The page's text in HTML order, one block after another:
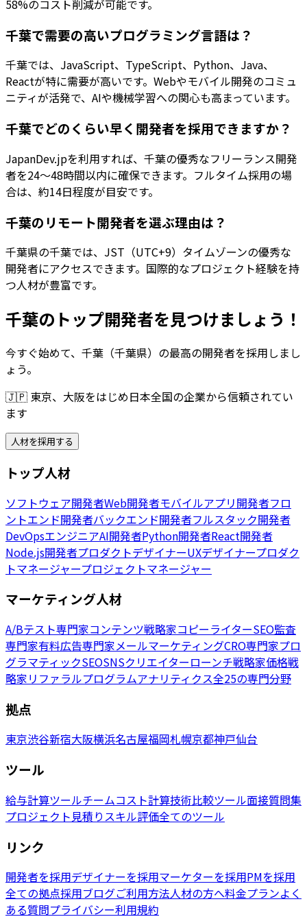
58%のコスト削減が可能です。
千葉で需要の高いプログラミング言語は？
千葉では、JavaScript、TypeScript、Python、Java、
Reactが特に需要が高いです。Webやモバイル開発のコミュ
ニティが活発で、AIや機械学習への関心も高まっています。
千葉でどのくらい早く開発者を採用できますか？
JapanDev.jpを利用すれば、千葉の優秀なフリーランス開発
者を24〜48時間以内に確保できます。フルタイム採用の場
合は、約14日程度が目安です。
千葉のリモート開発者を選ぶ理由は？
千葉県の千葉では、JST（UTC+9）タイムゾーンの優秀な
開発者にアクセスできます。国際的なプロジェクト経験を持
つ人材が豊富です。
千葉のトップ開発者を見つけましょう！
今すぐ始めて、千葉（千葉県）の最高の開発者を採用しまし
ょう。
🇯🇵 東京、大阪をはじめ日本全国の企業から信頼されてい
ます
人材を採用する
トップ人材
ソフトウェア開発者Web開発者モバイルアプリ開発者フロ
ントエンド開発者バックエンド開発者フルスタック開発者
DevOpsエンジニアAI開発者Python開発者React開発者
Node.js開発者プロダクトデザイナーUXデザイナープロダク
トマネージャープロジェクトマネージャー
マーケティング人材
A/Bテスト専門家コンテンツ戦略家コピーライターSEO監査
専門家有料広告専門家メールマーケティングCRO専門家プロ
グラマティックSEOSNSクリエイターローンチ戦略家価格戦
略家リファラルプログラムアナリティクス全25の専門分野
拠点
東京渋谷新宿大阪横浜名古屋福岡札幌京都神戸仙台
ツール
給与計算ツールチームコスト計算技術比較ツール面接質問集
プロジェクト見積りスキル評価全てのツール
リンク
開発者を採用デザイナーを採用マーケターを採用PMを採用
全ての拠点採用ブログご利用方法人材の方へ料金プランよく
ある質問プライバシー利用規約